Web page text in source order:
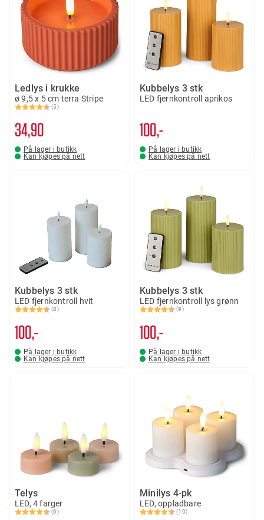
Ledlys i krukke
ø 9,5 x 5 cm terra Stripe
Karakter:
(5)
4.8 av 5 mulige
3490
På lager i butikk
Kan kjøpes på nett
Kubbelys 3 stk
LED fjernkontroll aprikos
100,-
På lager i butikk
Kan kjøpes på nett
Kubbelys 3 stk
LED fjernkontroll hvit
Karakter:
(8)
4.9 av 5 mulige
100,-
På lager i butikk
Kan kjøpes på nett
Kubbelys 3 stk
LED fjernkontroll lys grønn
Karakter:
(9)
4.1 av 5 mulige
100,-
På lager i butikk
Kan kjøpes på nett
Telys
LED, 4 farger
Karakter:
(6)
4.8 av 5 mulige
Minilys 4-pk
LED, oppladbare
Karakter:
(10)
4.2 av 5 mulige